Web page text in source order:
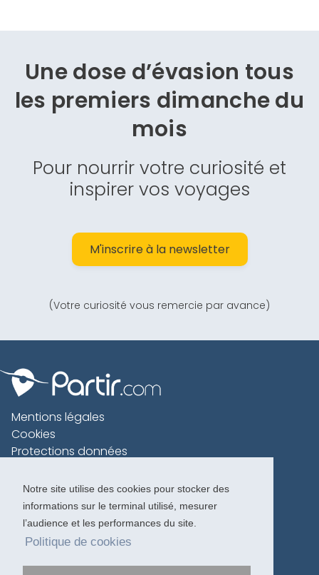
Notre site utilise des cookies pour stocker des
informations sur le terminal utilisé, mesurer
l’audience et les performances du site.
Politique de cookies
Une dose d’évasion tous
les premiers dimanche du
mois
Pour nourrir votre curiosité et
inspirer vos voyages
M'inscrire à la newsletter
(Votre curiosité vous remercie par avance)
Mentions légales
Cookies
Protections données
Charte voyageur
Copyright 1996-2026